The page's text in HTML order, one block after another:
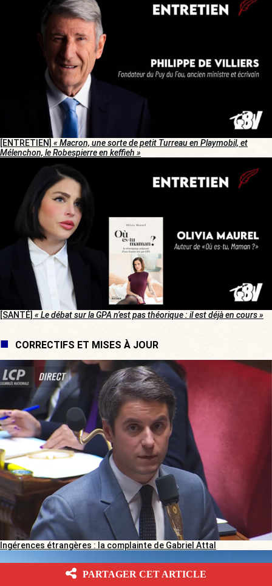
[ENTRETIEN] « Macron, une sorte de petit Turreau en Playmobil, et
Mélenchon, le Robespierre en keffieh »
[SANTÉ] « Le débat sur la GPA n’est pas théorique : il est déjà en cours »
CORRECTIFS ET MISES À JOUR
Ingérences étrangères : la complainte de Gabriel Attal
PARTAGER CET ARTICLE